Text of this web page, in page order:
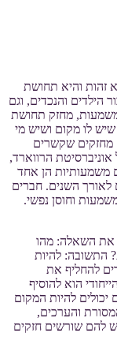
זהות והיא תחושת
הילדים והנכדים, וגם
משמעות, מחזק תחושת
לו מקום ושיש מי
מחזקים שקשרים
הרווארד,
יחסים משמעותיות הן אחד
לאורך השנים. חברים
וחוסן נפשי.
את השאלה: מהו
התשובה: להיות
להחליף את
הוא להוסיף
יכולים להיות המקום
והערכים,
להם שורשים חזקים